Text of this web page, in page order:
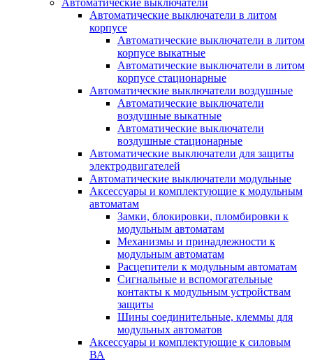
Автоматические выключатели
Автоматические выключатели в литом
корпусе
Автоматические выключатели в литом
корпусе выкатные
Автоматические выключатели в литом
корпусе стационарные
Автоматические выключатели воздушные
Автоматические выключатели
воздушные выкатные
Автоматические выключатели
воздушные стационарные
Автоматические выключатели для защиты
электродвигателей
Автоматические выключатели модульные
Аксессуары и комплектующие к модульным
автоматам
Замки, блокировки, пломбировки к
модульным автоматам
Механизмы и принадлежности к
модульным автоматам
Расцепители к модульным автоматам
Сигнальные и вспомогательные
контакты к модульным устройствам
защиты
Шины соединительные, клеммы для
модульных автоматов
Аксессуары и комплектующие к силовым
ВА